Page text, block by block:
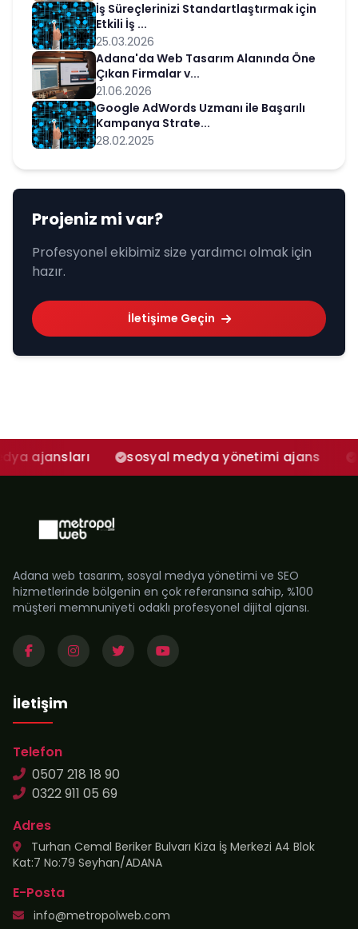
İş Süreçlerinizi Standartlaştırmak için
Etkili İş ...
25.03.2026
Adana'da Web Tasarım Alanında Öne
Çıkan Firmalar v...
21.06.2026
Google AdWords Uzmanı ile Başarılı
Kampanya Strate...
28.02.2025
Projeniz mi var?
Profesyonel ekibimiz size yardımcı olmak için
hazır.
İletişime Geçin
sosyal medya yönetimi ajans adana
Adana web tasarım, sosyal medya yönetimi ve SEO
hizmetlerinde bölgenin en çok referansına sahip, %100
müşteri memnuniyeti odaklı profesyonel dijital ajansı.
İletişim
Telefon
0507 218 18 90
0322 911 05 69
Adres
Turhan Cemal Beriker Bulvarı Kiza İş Merkezi A4 Blok
Kat:7 No:79 Seyhan/ADANA
E-Posta
info@metropolweb.com